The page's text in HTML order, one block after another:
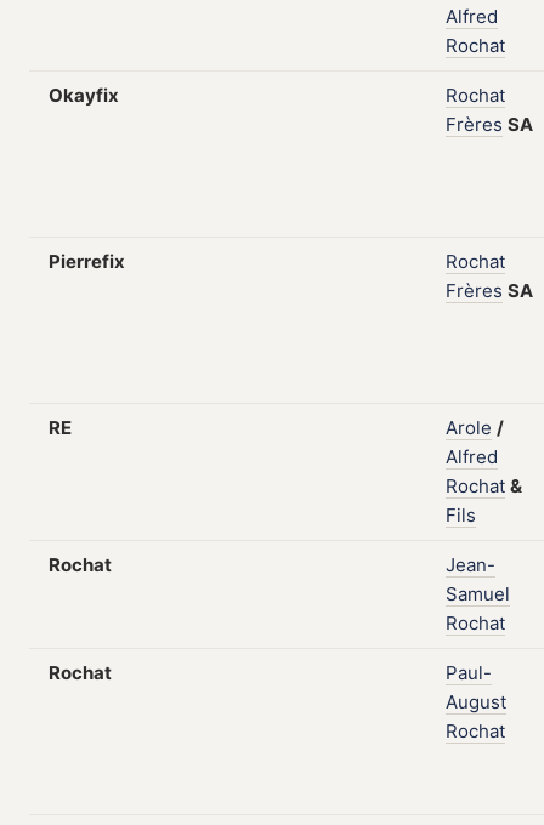
Alfred
Rochat
Okayfix
Rochat
Frères SA
Pierrefix
Rochat
Frères SA
RE Arole /
Alfred
Rochat &
Fils
Rochat
Jean-
Samuel
Rochat
Rochat
Paul-
August
Rochat